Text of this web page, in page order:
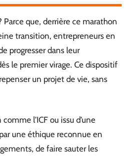
que, derrière ce marathon
transition, entrepreneurs en
progresser dans leur
le premier virage. Ce dispositif
un projet de vie, sans
l’ICF ou issu d’une
une éthique reconnue en
de faire sauter les